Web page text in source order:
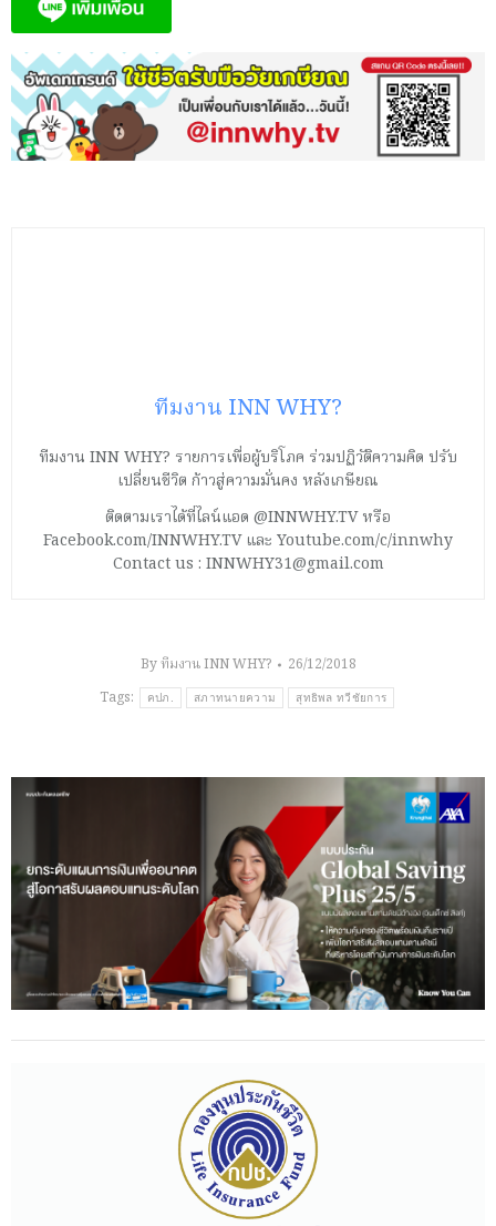
ทีมงาน INN WHY?
ทีมงาน INN WHY? รายการเพื่อผู้บริโภค ร่วมปฏิวัติความคิด ปรับ
เปลี่ยนชีวิต ก้าวสู่ความมั่นคง หลังเกษียณ
ติดตามเราได้ที่ไลน์แอด @INNWHY.TV หรือ
Facebook.com/INNWHY.TV และ Youtube.com/c/innwhy
Contact us : INNWHY31@gmail.com
Byทีมงาน INN WHY?
26/12/2018
Tags:
คปภ. สภาทนายความ สุทธิพล ทวีชัยการ